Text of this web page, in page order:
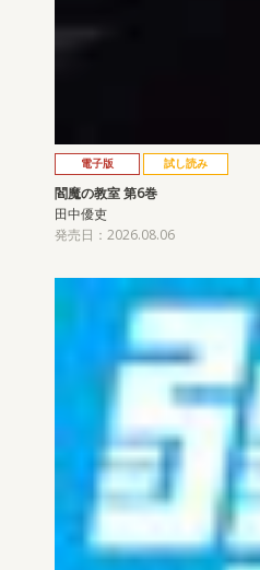
電子版 試し読み
閻魔の教室 第6巻
田中優吏
発売日：2026.08.06